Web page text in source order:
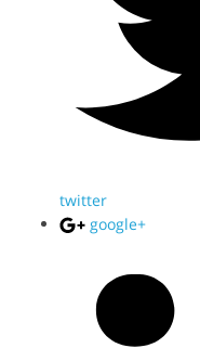
twitter
google+